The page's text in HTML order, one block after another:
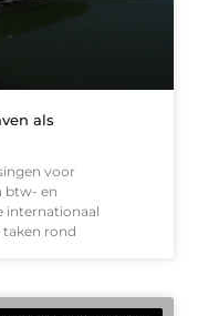
als
voor
btw- en
internationaal
rond